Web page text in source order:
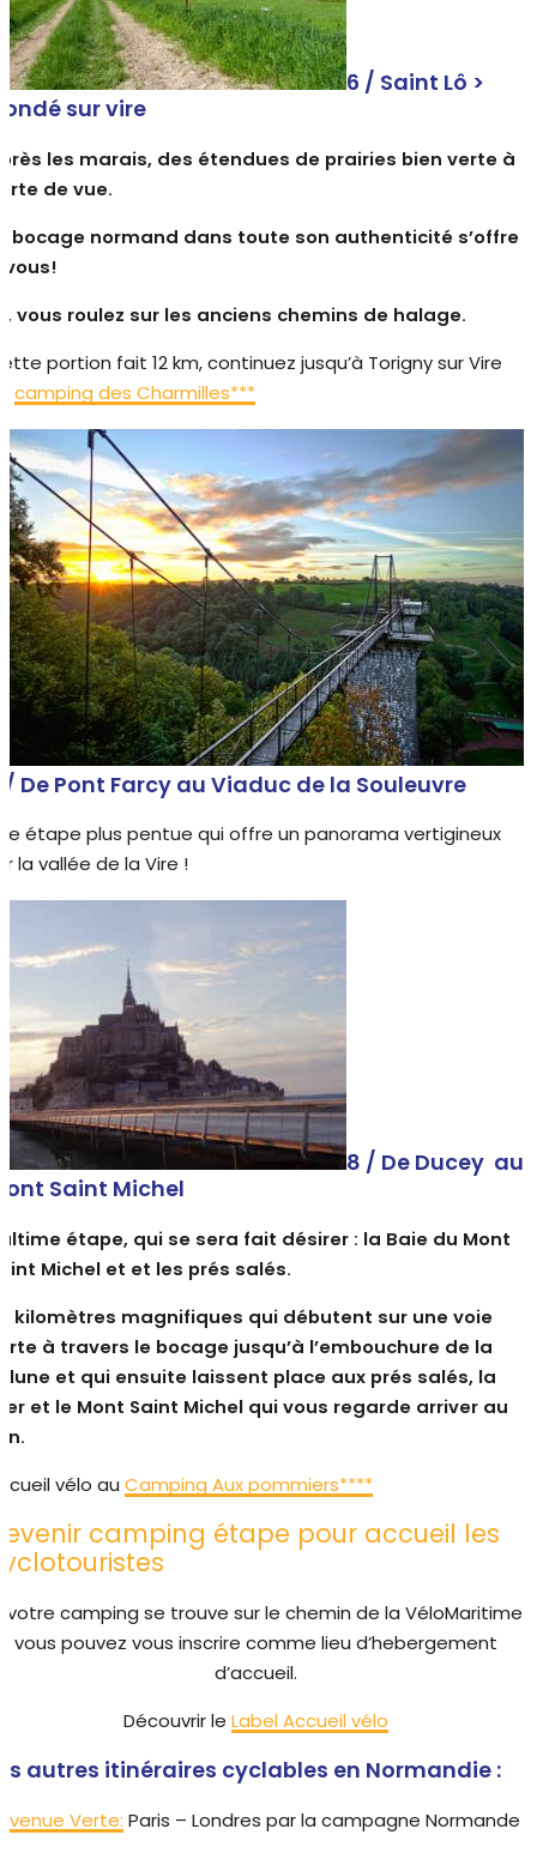
6 / Saint Lô >
sur vire
les marais, des étendues de prairies bien verte à
de vue.
bocage normand dans toute son authenticité s’offre
vous!
vous roulez sur les anciens chemins de halage.
portion fait 12 km, continuez jusqu’à Torigny sur Vire
camping des Charmilles***
/ De Pont Farcy au Viaduc de la Souleuvre
étape plus pentue qui offre un panorama vertigineux
la vallée de la Vire !
8 / De Ducey au
Saint Michel
étape, qui se sera fait désirer : la Baie du Mont
Michel et et les prés salés.
kilomètres magnifiques qui débutent sur une voie
à travers le bocage jusqu’à l’embouchure de la
et qui ensuite laissent place aux prés salés, la
et le Mont Saint Michel qui vous regarde arriver au
vélo auCamping Aux pommiers****
camping étape pour accueil les
votre camping se trouve sur le chemin de la VéloMaritime
vous pouvez vous inscrire comme lieu d’hebergement
d’accueil.
Découvrir le Label Accueil vélo
autres itinéraires cyclables en Normandie :
Verte: Paris – Londres par la campagne Normande